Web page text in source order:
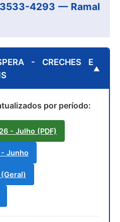
- DRA. BEATRIZ GODOY
Público
Municipal de
4293 — Ramal
- CRECHES E
por período:
- Julho (PDF)
Junho